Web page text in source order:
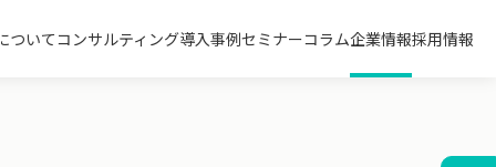
ついてコンサルティング導入事例セミナーコラム企業情報採用情報